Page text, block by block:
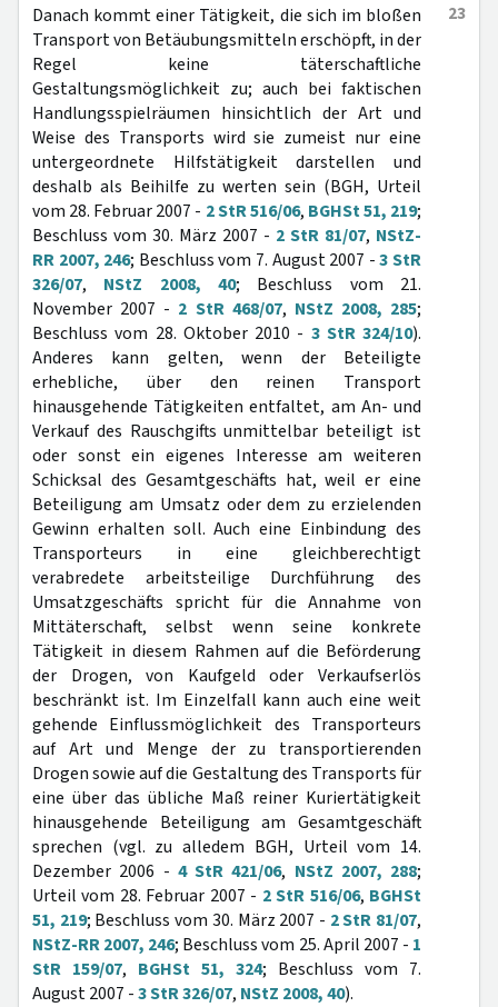
23
Danach kommt einer Tätigkeit, die sich im bloßen
Transport von Betäubungsmitteln erschöpft, in der
Regel keine täterschaftliche
Gestaltungsmöglichkeit zu; auch bei faktischen
Handlungsspielräumen hinsichtlich der Art und
Weise des Transports wird sie zumeist nur eine
untergeordnete Hilfstätigkeit darstellen und
deshalb als Beihilfe zu werten sein (BGH, Urteil
vom 28. Februar 2007 - 2 StR 516/06, BGHSt 51, 219;
Beschluss vom 30. März 2007 - 2 StR 81/07, NStZ-
RR 2007, 246; Beschluss vom 7. August 2007 -3 StR
326/07, NStZ 2008, 40; Beschluss vom 21.
November 2007 - 2 StR 468/07, NStZ 2008, 285;
Beschluss vom 28. Oktober 2010 - 3 StR 324/10).
Anderes kann gelten, wenn der Beteiligte
erhebliche, über den reinen Transport
hinausgehende Tätigkeiten entfaltet, am An- und
Verkauf des Rauschgifts unmittelbar beteiligt ist
oder sonst ein eigenes Interesse am weiteren
Schicksal des Gesamtgeschäfts hat, weil er eine
Beteiligung am Umsatz oder dem zu erzielenden
Gewinn erhalten soll. Auch eine Einbindung des
Transporteurs in eine gleichberechtigt
verabredete arbeitsteilige Durchführung des
Umsatzgeschäfts spricht für die Annahme von
Mittäterschaft, selbst wenn seine konkrete
Tätigkeit in diesem Rahmen auf die Beförderung
der Drogen, von Kaufgeld oder Verkaufserlös
beschränkt ist. Im Einzelfall kann auch eine weit
gehende Einflussmöglichkeit des Transporteurs
auf Art und Menge der zu transportierenden
Drogen sowie auf die Gestaltung des Transports für
eine über das übliche Maß reiner Kuriertätigkeit
hinausgehende Beteiligung am Gesamtgeschäft
sprechen (vgl. zu alledem BGH, Urteil vom 14.
Dezember 2006 - 4 StR 421/06, NStZ 2007, 288;
Urteil vom 28. Februar 2007 - 2 StR 516/06, BGHSt
51, 219; Beschluss vom 30. März 2007 - 2 StR 81/07,
NStZ-RR 2007, 246; Beschluss vom 25. April 2007 - 1
StR 159/07, BGHSt 51, 324; Beschluss vom 7.
August 2007 -3 StR 326/07, NStZ 2008, 40).